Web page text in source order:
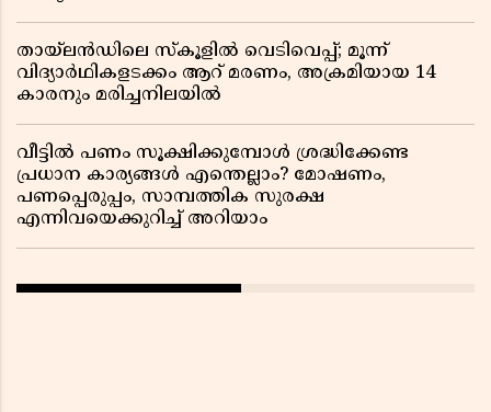
തായ്‌ലൻഡിലെ സ്‌കൂളിൽ വെടിവെപ്പ്; മൂന്ന്
വിദ്യാർഥികളടക്കം ആറ് മരണം, അക്രമിയായ 14
കാരനും മരിച്ചനിലയിൽ
വീട്ടിൽ പണം സൂക്ഷിക്കുമ്പോൾ ശ്രദ്ധിക്കേണ്ട
പ്രധാന കാര്യങ്ങൾ എന്തെല്ലാം? മോഷണം,
പണപ്പെരുപ്പം, സാമ്പത്തിക സുരക്ഷ
എന്നിവയെക്കുറിച്ച് അറിയാം